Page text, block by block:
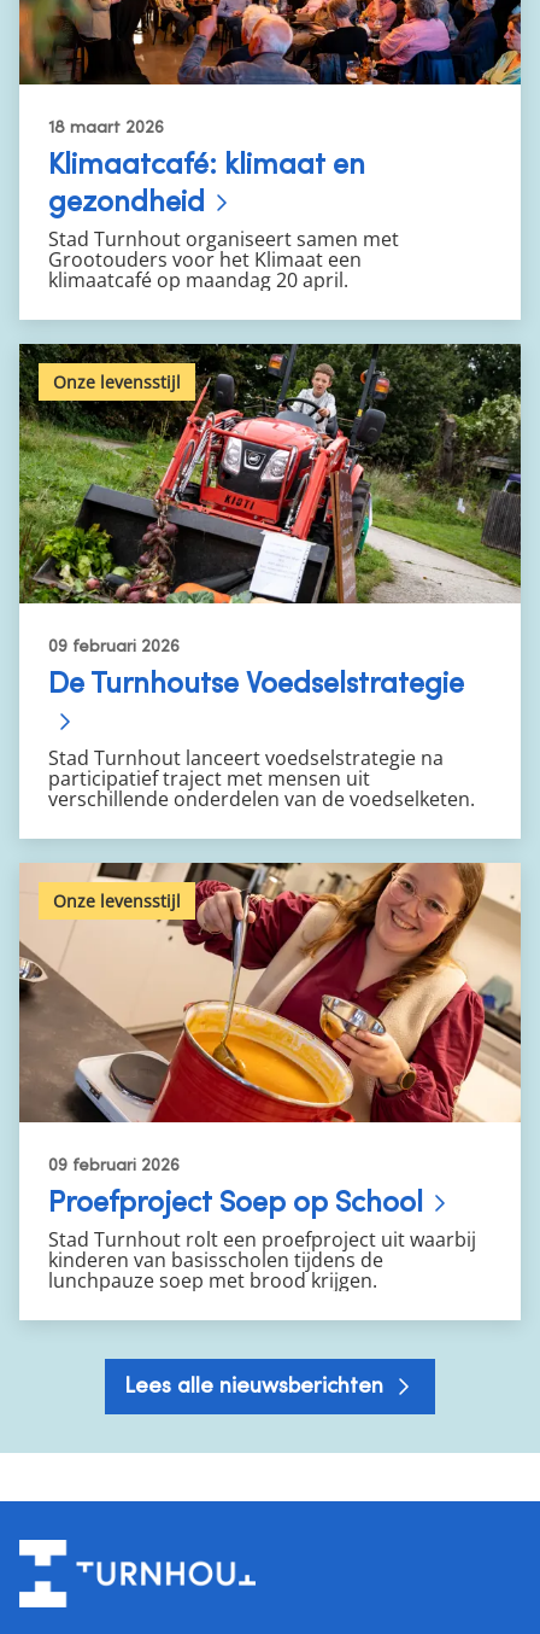
Klimaatcafé: klimaat en
gezondheid
18 maart 2026
Stad Turnhout organiseert samen met
Grootouders voor het Klimaat een
klimaatcafé op maandag 20 april.
De Turnhoutse Voedselstrategie
09 februari 2026
Onze levensstijl
Stad Turnhout lanceert voedselstrategie na
participatief traject met mensen uit
verschillende onderdelen van de voedselketen.
Proefproject Soep op School
09 februari 2026
Onze levensstijl
Stad Turnhout rolt een proefproject uit waarbij
kinderen van basisscholen tijdens de
lunchpauze soep met brood krijgen.
Lees alle nieuwsberichten